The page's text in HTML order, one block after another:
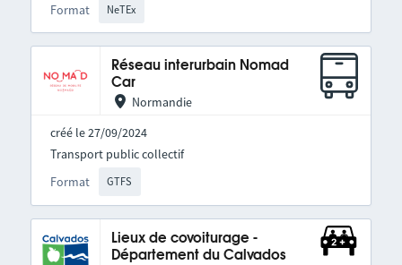
Format NeTEx
Réseau interurbain Nomad
Car
Normandie
créé le 27/09/2024
Format GTFS
Transport public collectif
Lieux de covoiturage -
Département du Calvados